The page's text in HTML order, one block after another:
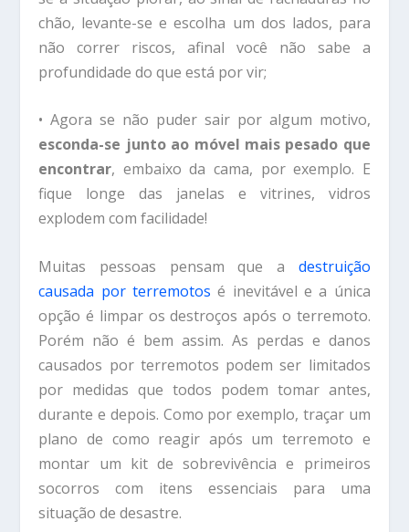
chão, levante-se e escolha um dos lados, para
não correr riscos, afinal você não sabe a
profundidade do que está por vir;
• Agora se não puder sair por algum motivo,
esconda-se junto ao móvel mais pesado que
encontrar, embaixo da cama, por exemplo. E
fique longe das janelas e vitrines, vidros
explodem com facilidade!
Muitas pessoas pensam que a destruição
causada por terremotos é inevitável e a única
opção é limpar os destroços após o terremoto.
Porém não é bem assim. As perdas e danos
causados por terremotos podem ser limitados
por medidas que todos podem tomar antes,
durante e depois. Como por exemplo, traçar um
plano de como reagir após um terremoto e
montar um kit de sobrevivência e primeiros
socorros com itens essenciais para uma
situação de desastre.